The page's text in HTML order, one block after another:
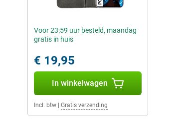
Voor 23:59 uur besteld, maandag
gratis in huis
€ 19,95
In winkelwagen
Incl. btw Gratis verzending